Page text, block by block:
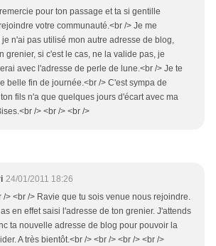
pour ton passage et ta si gentille
votre communauté.<br /> Je me
n'ai pas utilisé mon autre adresse de blog,
grenier, si c'est le cas, ne la valide pas, je
avec l'adresse de perle de lune.<br /> Je te
belle fin de journée.<br /> C'est sympa de
fils n'a que quelques jours d'écart avec ma
/> <br /> <br />
24/01/2011 18:26
/> <br /> Ravie que tu sois venue nous rejoindre.
en effet saisi l'adresse de ton grenier. J'attends
ta nouvelle adresse de blog pour pouvoir la
A très bientôt.<br /> <br /> <br /> <br />